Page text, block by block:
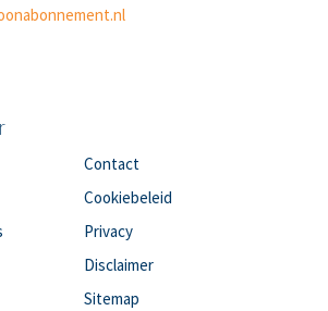
Contact
Cookiebeleid
Privacy
Disclaimer
Sitemap